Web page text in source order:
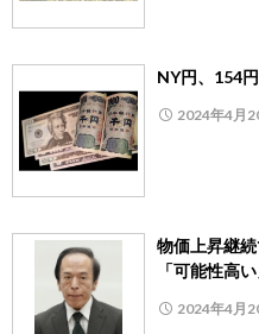
NY円、154
2024年4月
物価上昇継
「可能性高い
2024年4月